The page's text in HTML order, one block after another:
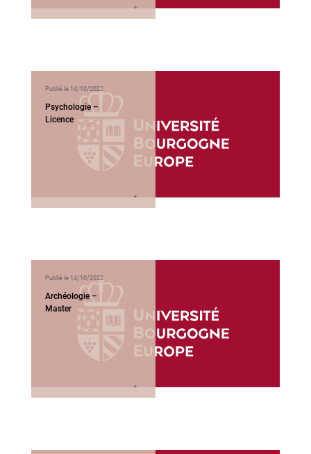
Publié le 14/10/2022
Psychologie –
Licence
Publié le 14/10/2022
Archéologie –
Master